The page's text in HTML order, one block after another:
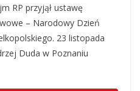
RP przyjął ustawę
– Narodowy Dzień
23 listopada
Duda w Poznaniu